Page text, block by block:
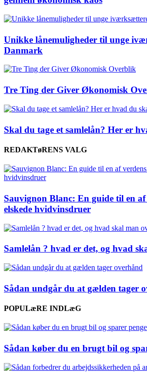
Unikke lånemuligheder til unge
Danmark
Tre Ting der Giver Økonomisk
Skal du tage et samlelån? Her er
REDAKTøRENS VALG
Sauvignon Blanc: En guide til en af
elskede hvidvinsdruer
Samlelån ? hvad er det, og hvad
Sådan undgår du at gælden tager
POPULæRE INDLæG
Sådan køber du en brugt bil og